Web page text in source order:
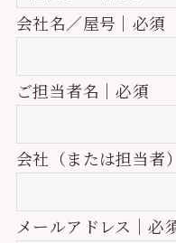
会社名／屋号｜必須
ご担当者名｜必須
会社（または担当者
メールアドレス｜必